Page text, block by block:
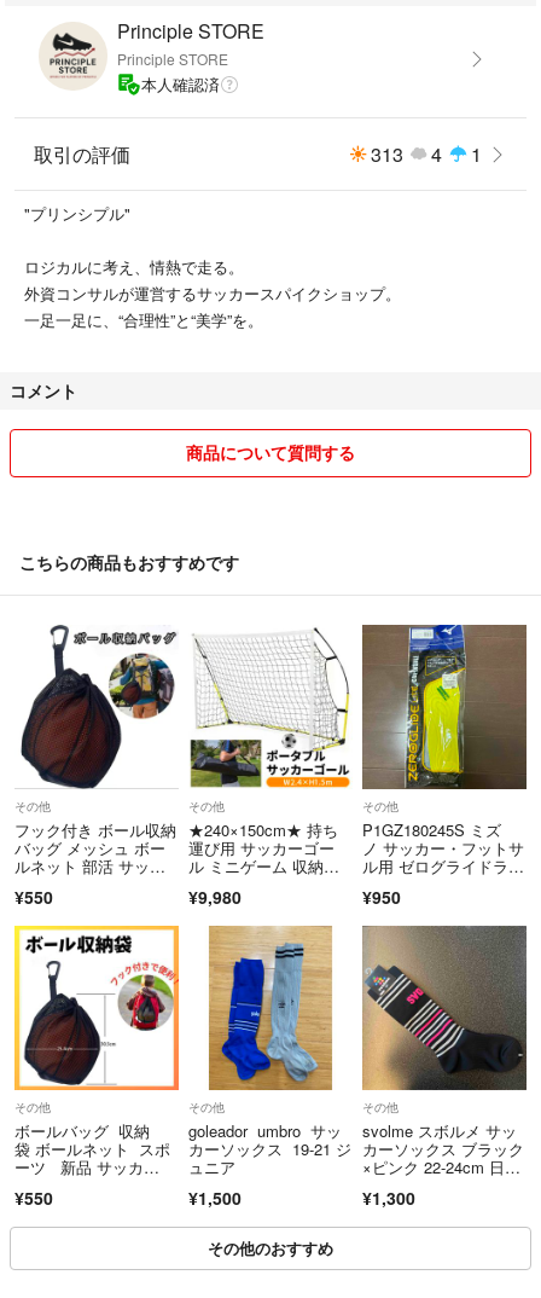
Principle STORE
Principle STORE
本人確認済
取引の評価 313 4 1
"プリンシプル"
ロジカルに考え、情熱で走る。
外資コンサルが運営するサッカースパイクショップ。
一足一足に、“合理性”と“美学”を。
コメント
商品について質問する
こちらの商品もおすすめです
その他
フック付き ボール収納
バッグ メッシュ ボー
ルネット 部活 サッカ
¥550
その他
★240×150cm★ 持ち
運び用 サッカーゴー
ル ミニゲーム 収納バ
¥9,980
その他
P1GZ180245S ミズ
ノ サッカー・フットサ
ル用 ゼログライドライ
イズ：S 23.0-24.0c
¥950
その他
ボールバッグ 収納
袋 ボールネット スポ
ーツ 新品 サッカ
¥550
その他
goleador umbro サッ
カーソックス 19-21 ジ
ュニア
¥1,500
その他
svolme スボルメ サッ
カーソックス ブラック
×ピンク 22-24cm 日本
¥1,300
その他のおすすめ